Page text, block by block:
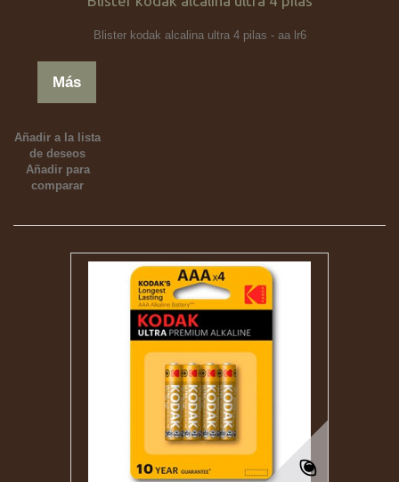
Blister kodak alcalina ultra 4 pilas - aa lr6
Más
Añadir a la lista
de deseos
Añadir para
comparar